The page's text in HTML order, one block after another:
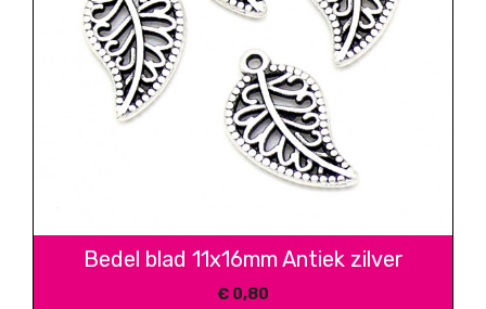
Bedel blad 11x16mm Antiek zilver
€ 0,80